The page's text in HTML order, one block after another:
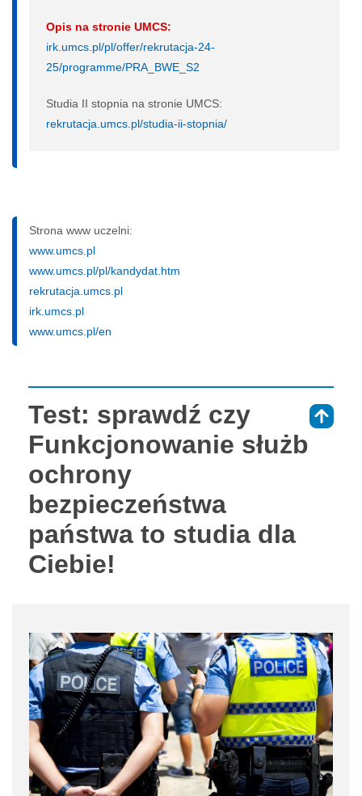
Opis na stronie UMCS:
irk.umcs.pl/pl/offer/rekrutacja-24-
25/programme/PRA_BWE_S2
Studia II stopnia na stronie UMCS:
rekrutacja.umcs.pl/studia-ii-stopnia/
Strona www uczelni:
www.umcs.pl
www.umcs.pl/pl/kandydat.htm
rekrutacja.umcs.pl
irk.umcs.pl
www.umcs.pl/en
Test: sprawdź czy
Funkcjonowanie służb
ochrony
bezpieczeństwa
państwa to studia dla
Ciebie!